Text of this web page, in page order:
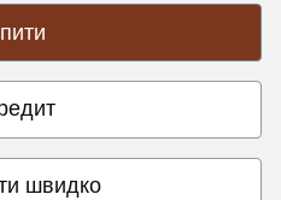
швидко